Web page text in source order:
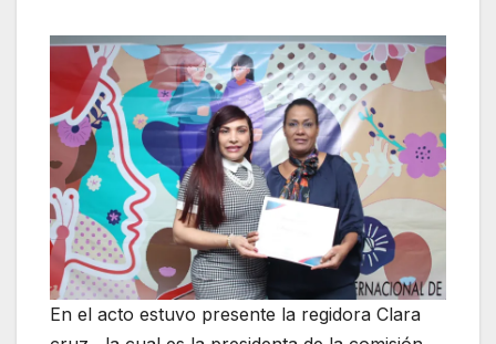
En el acto estuvo presente la regidora Clara